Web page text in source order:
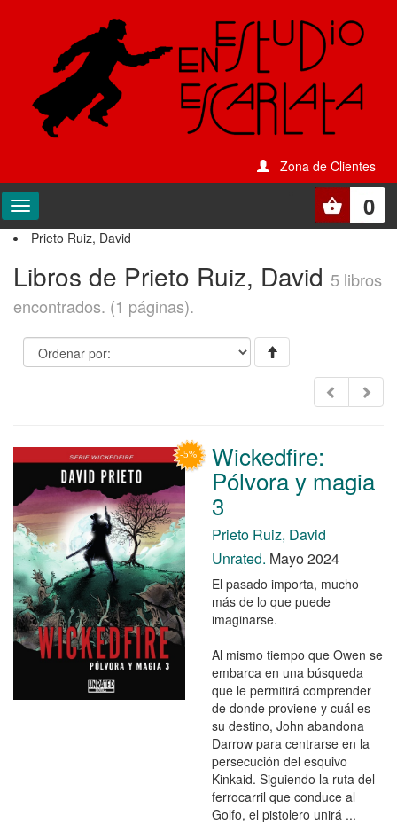
Zona de Clientes
0
Prieto Ruiz, David
Libros de Prieto Ruiz, David 5 libros
encontrados. (1 páginas).
Wickedfire:
Pólvora y magia
3
Prieto Ruiz, David
Unrated. Mayo 2024
El pasado importa, mucho
más de lo que puede
imaginarse.
Al mismo tiempo que Owen se
embarca en una búsqueda
que le permitirá comprender
de donde proviene y cuál es
su destino, John abandona
Darrow para centrarse en la
persecución del esquivo
Kinkaid. Siguiendo la ruta del
ferrocarril que conduce al
Golfo, el pistolero unirá ...